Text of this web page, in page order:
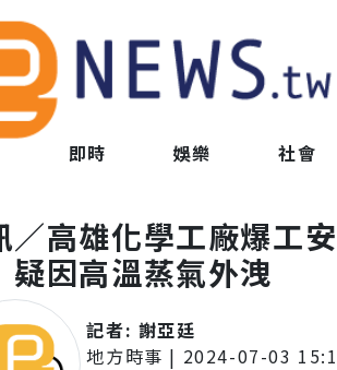
即時 娛樂 社會
／高雄化學工廠爆工
因高溫蒸氣外洩
記者: 謝亞廷
地方時事 | 2024-07-03